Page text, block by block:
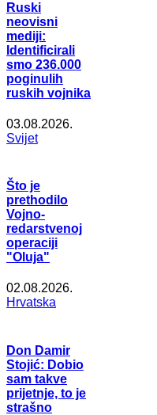
Ruski
neovisni
mediji:
Identificirali
smo 236.000
poginulih
ruskih vojnika
03.08.2026.
Svijet
Što je
prethodilo
Vojno-
redarstvenoj
operaciji
"Oluja"
02.08.2026.
Hrvatska
Don Damir
Stojić: Dobio
sam takve
prijetnje, to je
strašno